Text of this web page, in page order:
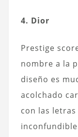
4. Dior
Prestige
nombre a la
diseño es
acolchado
con las letras